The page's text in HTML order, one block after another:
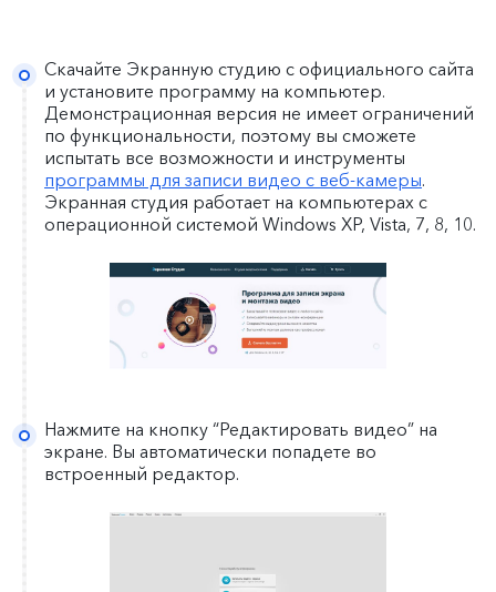
Скачайте Экранную студию с официального сайта
и установите программу на компьютер.
Демонстрационная версия не имеет ограничений
по функциональности, поэтому вы сможете
испытать все возможности и инструменты
программы для записи видео с веб-камеры.
Экранная студия работает на компьютерах с
операционной системой Windows XP, Vista, 7, 8, 10.
Нажмите на кнопку “Редактировать видео” на
экране. Вы автоматически попадете во
встроенный редактор.